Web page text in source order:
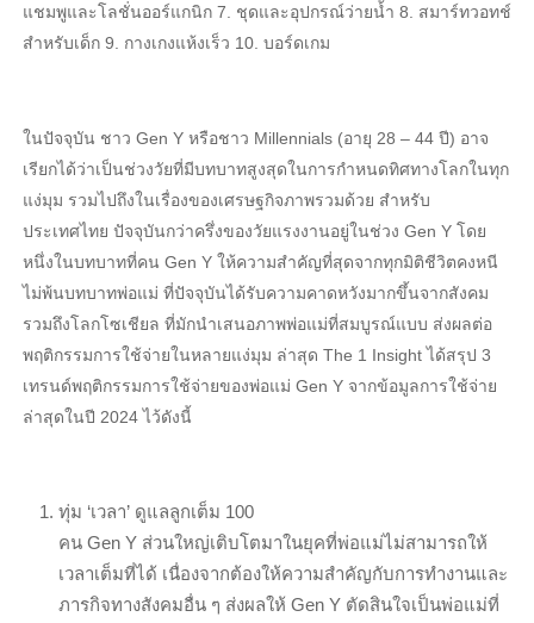
แชมพูและโลชั่นออร์แกนิก 7. ชุดและอุปกรณ์ว่ายน้ำ 8. สมาร์ทวอทช์
สำหรับเด็ก 9. กางเกงแห้งเร็ว 10. บอร์ดเกม
ในปัจจุบัน ชาว Gen Y หรือชาว Millennials (อายุ 28 – 44 ปี) อาจ
เรียกได้ว่าเป็นช่วงวัยที่มีบทบาทสูงสุดในการกำหนดทิศทางโลกในทุก
แง่มุม รวมไปถึงในเรื่องของเศรษฐกิจภาพรวมด้วย สำหรับ
ประเทศไทย ปัจจุบันกว่าครึ่งของวัยแรงงานอยู่ในช่วง Gen Y โดย
หนึ่งในบทบาทที่คน Gen Y ให้ความสำคัญที่สุดจากทุกมิติชีวิตคงหนี
ไม่พ้นบทบาทพ่อแม่ ที่ปัจจุบันได้รับความคาดหวังมากขึ้นจากสังคม
รวมถึงโลกโซเชียล ที่มักนำเสนอภาพพ่อแม่ที่สมบูรณ์แบบ ส่งผลต่อ
พฤติกรรมการใช้จ่ายในหลายแง่มุม ล่าสุด The 1 Insight ได้สรุป 3
เทรนด์พฤติกรรมการใช้จ่ายของพ่อแม่ Gen Y จากข้อมูลการใช้จ่าย
ล่าสุดในปี 2024 ไว้ดังนี้
ทุ่ม ‘เวลา’ ดูแลลูกเต็ม 100
คน Gen Y ส่วนใหญ่เติบโตมาในยุคที่พ่อแม่ไม่สามารถให้
เวลาเต็มที่ได้ เนื่องจากต้องให้ความสำคัญกับการทำงานและ
ภารกิจทางสังคมอื่น ๆ ส่งผลให้ Gen Y ตัดสินใจเป็นพ่อแม่ที่